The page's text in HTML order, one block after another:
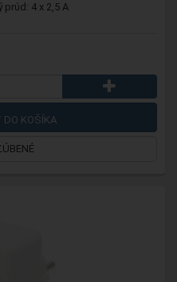
prúd: 4 x 2,5 A
DO KOŠÍKA